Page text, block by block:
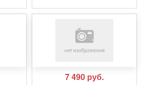
7 490 руб.